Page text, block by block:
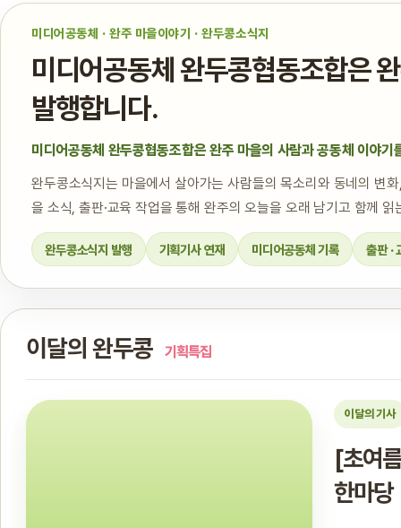
미디어공동체 · 완주 마을이야기 · 완두콩소식지
미디어공동체 완두콩협동조합은
발행합니다.
미디어공동체 완두콩협동조합은 완주 마을의 사람과 공동체 이야
완두콩소식지는 마을에서 살아가는 사람들의 목소리와 동네의 변
을 소식, 출판·교육 작업을 통해 완주의 오늘을 오래 남기고 함께
완두콩소식지 발행 기획기사 연재 미디어공동체 기록 출판 ·
이달의 완두콩 기획특집
이달의 기사
[초여
한마당